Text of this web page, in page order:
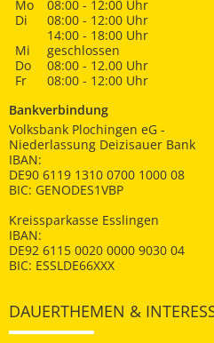
Mo
08:00 - 12:00 Uhr
Di
08:00 - 12:00 Uhr
14:00 - 18:00 Uhr
Mi
geschlossen
Do
08:00 - 12.00 Uhr
Fr
08:00 - 12:00 Uhr
Bankverbindung
Volksbank Plochingen eG -
Niederlassung Deizisauer Bank
IBAN:
DE90 6119 1310 0700 1000 08
BIC: GENODES1VBP
Kreissparkasse Esslingen
IBAN:
DE92 6115 0020 0000 9030 04
BIC: ESSLDE66XXX
DAUERTHEMEN &